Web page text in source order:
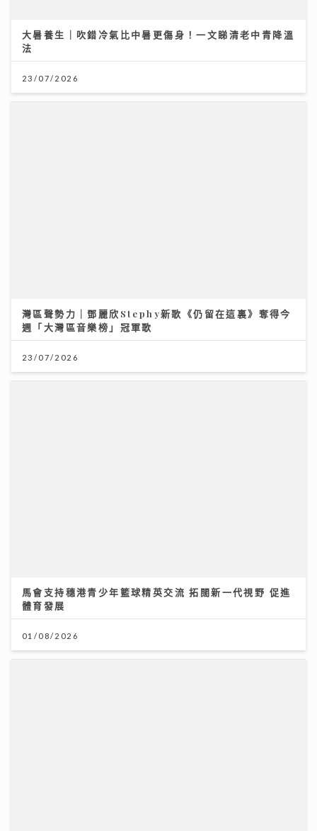
大暑養生｜吹錯冷氣比中暑更傷身！一文睇清老中青降溫
法
23/07/2026
灣區聲勢力｜鄧麗欣Stephy新歌《仍留在這裏》奪得今
週「大灣區音樂榜」冠軍歌
23/07/2026
馬會支持穗港青少年籃球精英交流 拓闊新一代視野 促進
體育發展
01/08/2026